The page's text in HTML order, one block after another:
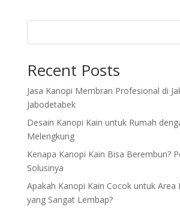
Recent Posts
Jasa Kanopi Membran Profesional di
Jabodetabek
Desain Kanopi Kain untuk Rumah
Melengkung
Kenapa Kanopi Kain Bisa Berembun?
Solusinya
Apakah Kanopi Kain Cocok untuk Area
yang Sangat Lembap?